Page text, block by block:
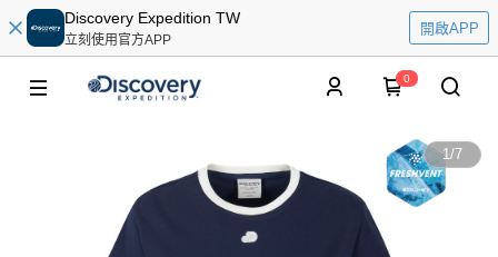
Discovery Expedition TW
立刻使用官方APP
開啟APP
0
1/7